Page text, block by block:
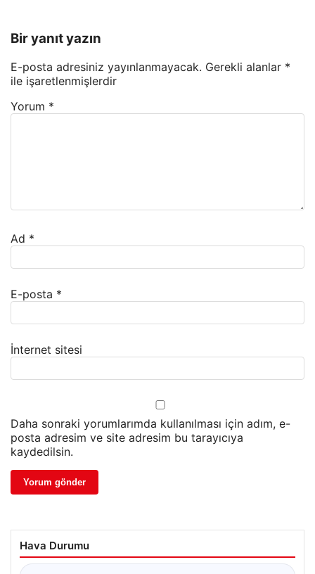
Bir yanıt yazın
E-posta adresiniz yayınlanmayacak. Gerekli alanlar *
ile işaretlenmişlerdir
Yorum *
Ad *
E-posta *
İnternet sitesi
Daha sonraki yorumlarımda kullanılması için adım, e-
posta adresim ve site adresim bu tarayıcıya
kaydedilsin.
Hava Durumu